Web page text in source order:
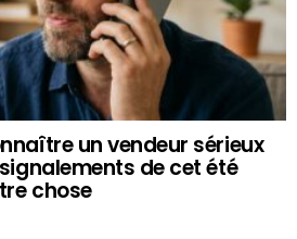
un vendeur sérieux
de cet été
chose